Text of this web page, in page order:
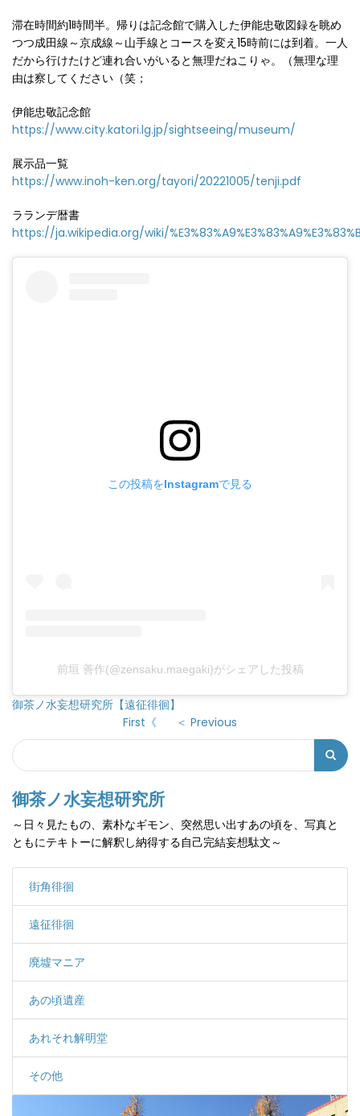
滞在時間約1時間半。帰りは記念館で購入した伊能忠敬図録を眺め
つつ成田線～京成線～山手線とコースを変え15時前には到着。一人
だから行けたけど連れ合いがいると無理だねこりゃ。（無理な理
由は察してください（笑；
伊能忠敬記念館
https://www.city.katori.lg.jp/sightseeing/museum/
展示品一覧
https://www.inoh-ken.org/tayori/20221005/tenji.pdf
ラランデ暦書
https://ja.wikipedia.org/wiki/
この投稿をInstagramで見る
前垣 善作(@zensaku.maegaki)がシェアした投稿
御茶ノ水妄想研究所【遠征徘徊】
First《
＜ Previous
検
索
フ
ォ
ー
ム
Search
御茶ノ水妄想研究所
～日々見たもの、素朴なギモン、突然思い出すあの頃を、写真と
ともにテキトーに解釈し納得する自己完結妄想駄文～
街角徘徊
遠征徘徊
廃墟マニア
あの頃遺産
あれそれ解明堂
その他